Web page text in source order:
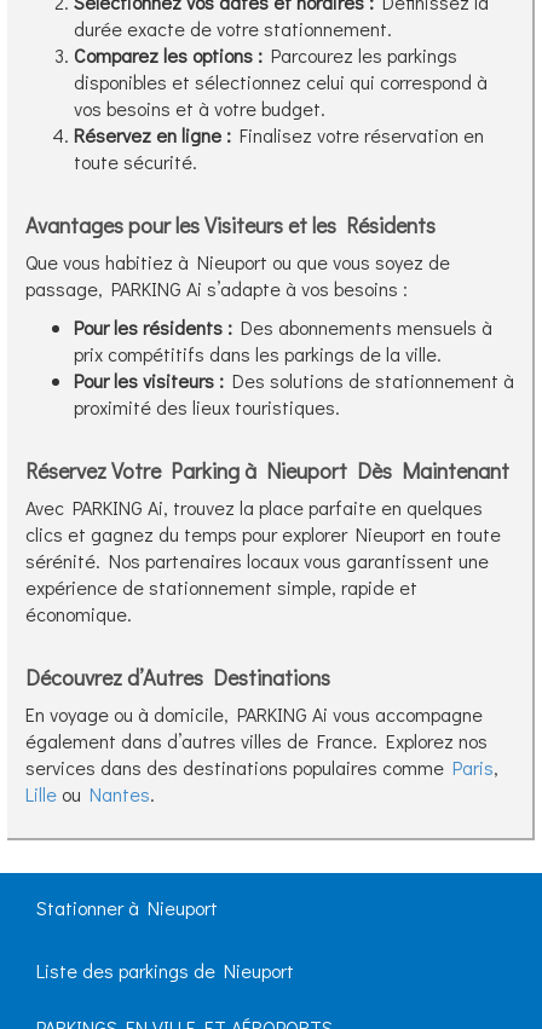
durée exacte de votre stationnement.
Comparez les options : Parcourez les parkings
disponibles et sélectionnez celui qui correspond à
vos besoins et à votre budget.
Réservez en ligne : Finalisez votre réservation en
toute sécurité.
Avantages pour les Visiteurs et les Résidents
Que vous habitiez à Nieuport ou que vous soyez de
passage, PARKING Ai s’adapte à vos besoins :
Pour les résidents : Des abonnements mensuels à
prix compétitifs dans les parkings de la ville.
Pour les visiteurs : Des solutions de stationnement à
proximité des lieux touristiques.
Réservez Votre Parking à Nieuport Dès Maintenant
Avec PARKING Ai, trouvez la place parfaite en quelques
clics et gagnez du temps pour explorer Nieuport en toute
sérénité. Nos partenaires locaux vous garantissent une
expérience de stationnement simple, rapide et
économique.
Découvrez d’Autres Destinations
En voyage ou à domicile, PARKING Ai vous accompagne
également dans d’autres villes de France. Explorez nos
services dans des destinations populaires comme Paris,
Lille ou Nantes.
Stationner à Nieuport
Liste des parkings de Nieuport